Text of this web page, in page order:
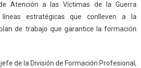
Atención a las Víctimas de la Guerra
líneas estratégicas que conlleven a la
de trabajo que garantice la formación
de la División de Formación Profesional,